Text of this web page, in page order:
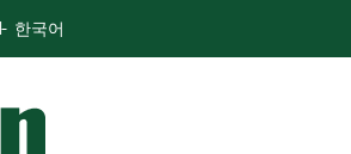
한국어